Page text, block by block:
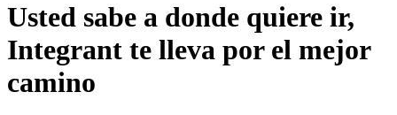
Usted sabe a donde quiere ir,
Integrant te lleva por el mejor
camino